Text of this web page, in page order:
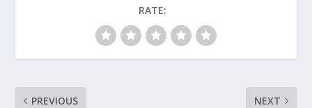
RATE:
PREVIOUS NEXT